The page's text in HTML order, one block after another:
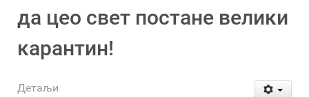
да цео свет постане велики
карантин!
Детаљи